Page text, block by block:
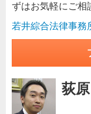
ずはお気軽にご相
若井綜合法律事務
荻